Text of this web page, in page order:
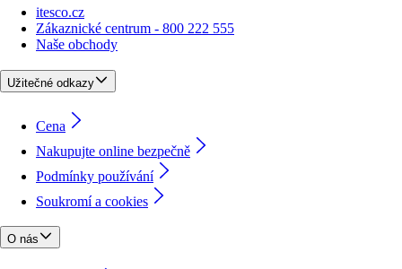
itesco.cz
Zákaznické centrum - 800 222 555
Naše obchody
Užitečné odkazy
Cena
Nakupujte online bezpečně
Podmínky používání
Soukromí a cookies
O nás